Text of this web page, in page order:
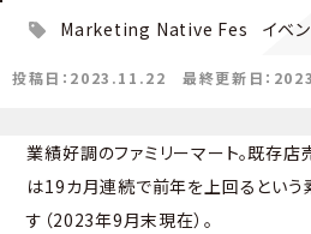
Marketing Native Fes イベ
投稿日：2023.11.22 最終更新日：
業績好調のファミリーマート。既存
は19カ月連続で前年を上回るという
す（2023年9月末現在）。